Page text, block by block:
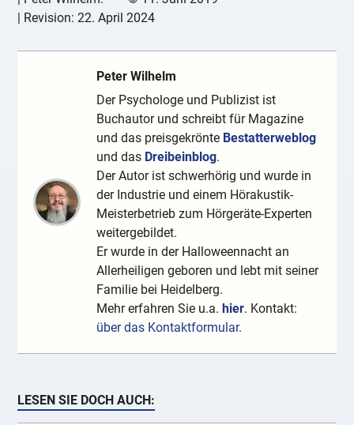
| Revision:22. April 2024
Peter Wilhelm
Der Psychologe und Publizist ist
Buchautor und schreibt für Magazine
und das preisgekrönte Bestatterweblog
und das Dreibeinblog.
Der Autor ist schwerhörig und wurde in
der Industrie und einem Hörakustik-
Meisterbetrieb zum Hörgeräte-Experten
weitergebildet.
Er wurde in der Halloweennacht an
Allerheiligen geboren und lebt mit seiner
Familie bei Heidelberg.
Mehr erfahren Sie u.a.hier. Kontakt:
über das Kontaktformular.
LESEN SIE DOCH AUCH: